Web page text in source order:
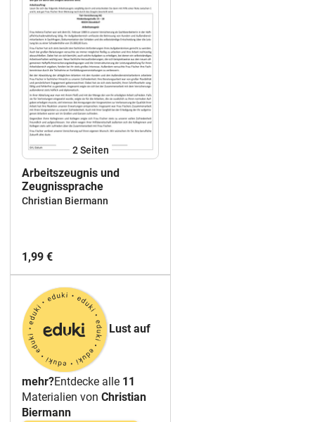
2Seiten
Arbeitszeugnis und
Zeugnissprache
Christian Biermann
1,99 €
Lust auf
mehr?Entdecke alle 11
Materialien von Christian
Biermann